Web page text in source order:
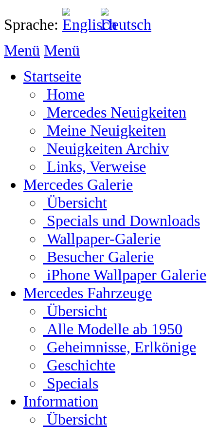
Sprache:
Menü Menü
Startseite
Home
Mercedes Neuigkeiten
Meine Neuigkeiten
Neuigkeiten Archiv
Links, Verweise
Mercedes Galerie
Übersicht
Specials und Downloads
Wallpaper-Galerie
Besucher Galerie
iPhone Wallpaper Galerie
Mercedes Fahrzeuge
Übersicht
Alle Modelle ab 1950
Geheimnisse, Erlkönige
Geschichte
Specials
Information
Übersicht